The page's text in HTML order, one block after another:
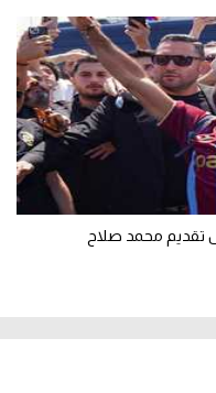
تقديم محمد صلاح